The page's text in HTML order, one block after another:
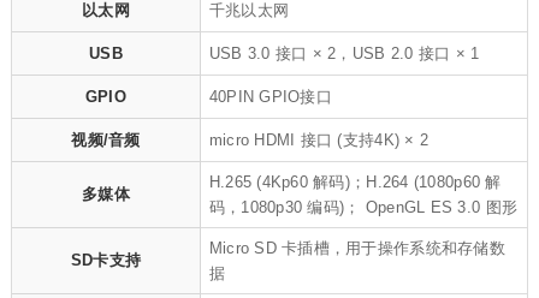
以太网 千兆以太网
USB USB 3.0 接口 × 2，USB 2.0 接口 × 1
GPIO 40PIN GPIO接口
视频/音频 micro HDMI 接口 (支持4K) × 2
多媒体
H.265 (4Kp60 解码)；H.264 (1080p60 解
码，1080p30 编码)； OpenGL ES 3.0 图形
SD卡支持
Micro SD 卡插槽，用于操作系统和存储数
据